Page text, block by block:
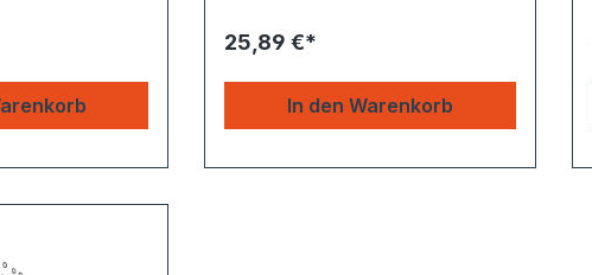
25,89 €*
In den Warenkorb